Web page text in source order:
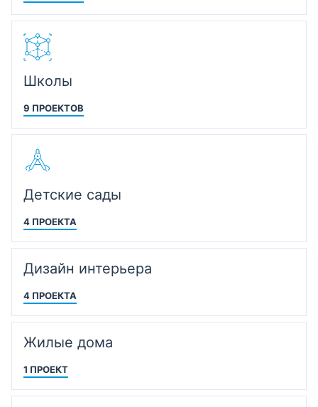
Школы
9 ПРОЕКТОВ
Детские сады
4 ПРОЕКТА
Дизайн интерьера
4 ПРОЕКТА
Жилые дома
1 ПРОЕКТ